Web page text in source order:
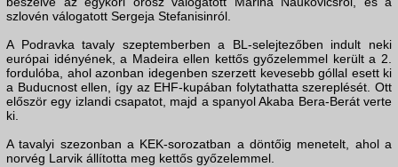
szlovén válogatott Sergeja Stefanisinról.
A Podravka tavaly szeptemberben a BL-selejtezőben indult neki
európai idényének, a Madeira ellen kettős győzelemmel került a 2.
fordulóba, ahol azonban idegenben szerzett kevesebb góllal esett ki
a Buducnost ellen, így az EHF-kupában folytathatta szereplését. Ott
először egy izlandi csapatot, majd a spanyol Akaba Bera-Berát verte
ki.
A tavalyi szezonban a KEK-sorozatban a döntőig menetelt, ahol a
norvég Larvik állította meg kettős győzelemmel.